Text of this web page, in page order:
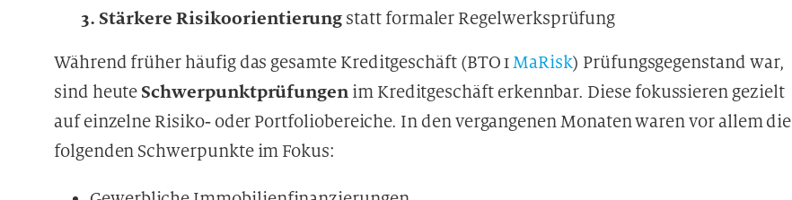
Stärkere Risikoorientierung statt formaler Regelwerksprüfung
Während früher häufig das gesamte Kreditgeschäft (BTO 1MaRisk) Prüfungsgegenstand war,
sind heute Schwerpunktprüfungen im Kreditgeschäft erkennbar. Diese fokussieren gezielt
auf einzelne Risiko‑ oder Portfoliobereiche. In den vergangenen Monaten waren vor allem die
folgenden Schwerpunkte im Fokus: